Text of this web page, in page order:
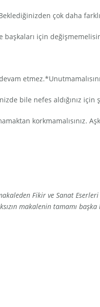
çok daha farklı
için
bile nefes aldığınız için
korkmamalısınız.
Fikir ve Sanat
makalenin tamamı